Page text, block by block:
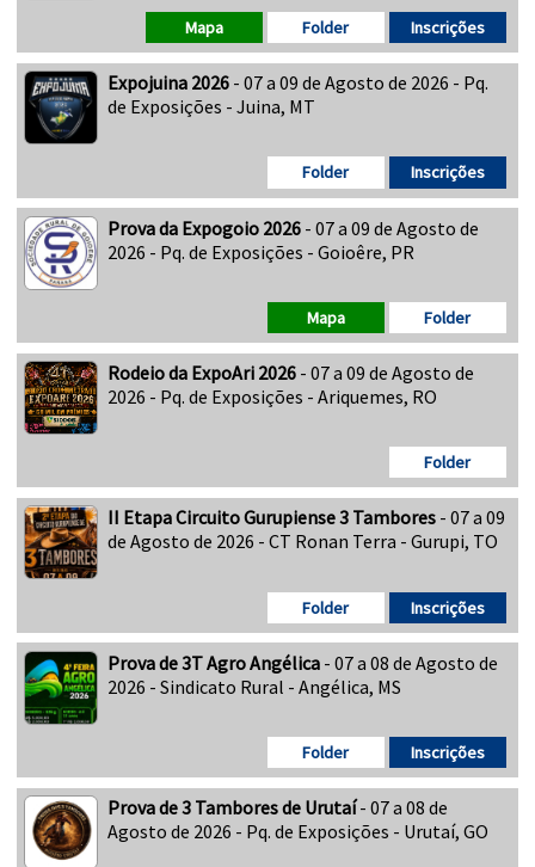
Inscrições
Folder
Mapa
Expojuina 2026 - 07 a 09 de Agosto de 2026 - Pq.
de Exposições - Juina, MT
Inscrições
Folder
Prova da Expogoio 2026 - 07 a 09 de Agosto de
2026 - Pq. de Exposições - Goioêre, PR
Folder
Mapa
Rodeio da ExpoAri 2026 - 07 a 09 de Agosto de
2026 - Pq. de Exposições - Ariquemes, RO
Folder
II Etapa Circuito Gurupiense 3 Tambores - 07 a 09
de Agosto de 2026 - CT Ronan Terra - Gurupi, TO
Inscrições
Folder
Prova de 3T Agro Angélica - 07 a 08 de Agosto de
2026 - Sindicato Rural - Angélica, MS
Inscrições
Folder
Prova de 3 Tambores de Urutaí- 07 a 08 de
Agosto de 2026 - Pq. de Exposições - Urutaí, GO